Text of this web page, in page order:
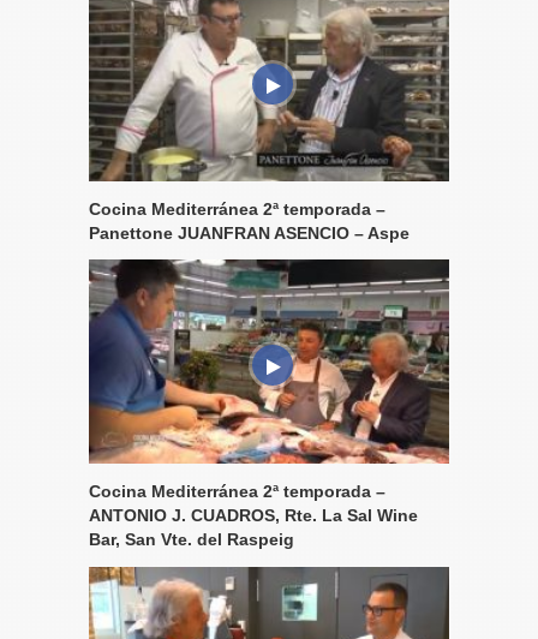
Cocina Mediterránea 2ª temporada –
Panettone JUANFRAN ASENCIO – Aspe
Cocina Mediterránea 2ª temporada –
ANTONIO J. CUADROS, Rte. La Sal Wine
Bar, San Vte. del Raspeig